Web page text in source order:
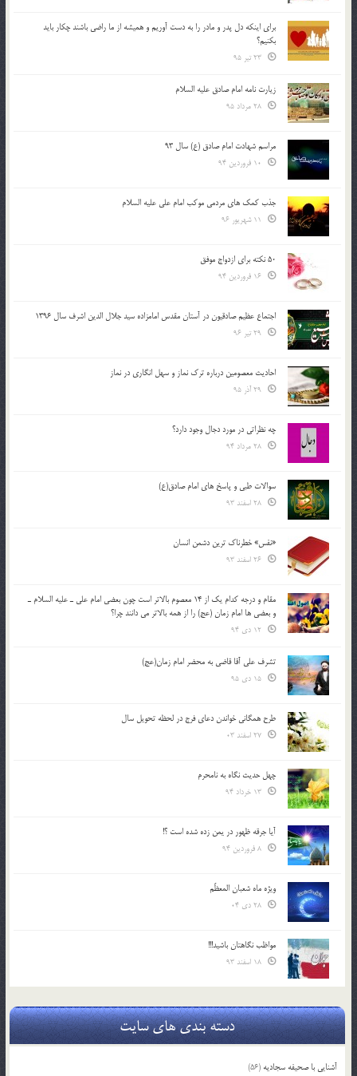
براي اينكه دل پدر و مادر را به دست آوريم و هميشه از ما راضي باشند چكار بايد
بكنيم؟
زیارت نامه امام صادق علیه السلام
مراسم شهادت امام صادق (ع) سال 93
جذب کمک های مردمی موکب امام علی علیه السلام
50 نکته برای ازدواج موفق
اجتماع عظیم صادقیون در آستان مقدس امامزاده سید جلال الدین اشرف سال 1396
احادیث معصومین درباره ترک نماز و سهل انگاری در نماز
چه نظراتی در مورد دجال وجود دارد؟
سوالات طبی و پاسخ های امام صادق(ع)
«نفس» خطرناک ترین دشمن انسان
مقام و درجه كدام يك از 14 معصوم بالاتر است چون بعضي امام علي ـ عليه السلام ـ
و بعضي ها امام زمان (عج) را از همه بالاتر مي دانند چرا؟
تشرف علي آقا قاضي به محضر امام زمان(عج)
طرح همگانی خواندن دعای فرج در لحظه تحویل سال
چهل حدیث نگاه به نامحرم
آیا جرقه ظهور در یمن زده شده است ؟!
ویژه ماه شعبان المعظّم
مواظب نگاهتان باشید!!!
دسته بندی های سایت
آشنایی با صحیفه سجادیه (56)